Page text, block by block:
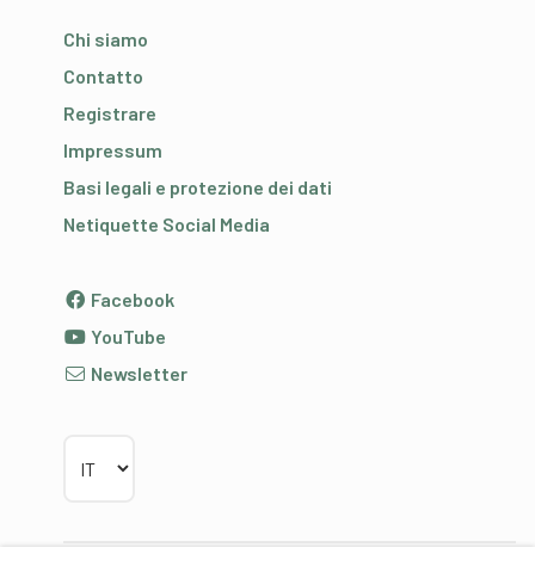
Chi siamo
Contatto
Registrare
Impressum
Basi legali e protezione dei dati
Netiquette Social Media
Facebook
YouTube
Newsletter